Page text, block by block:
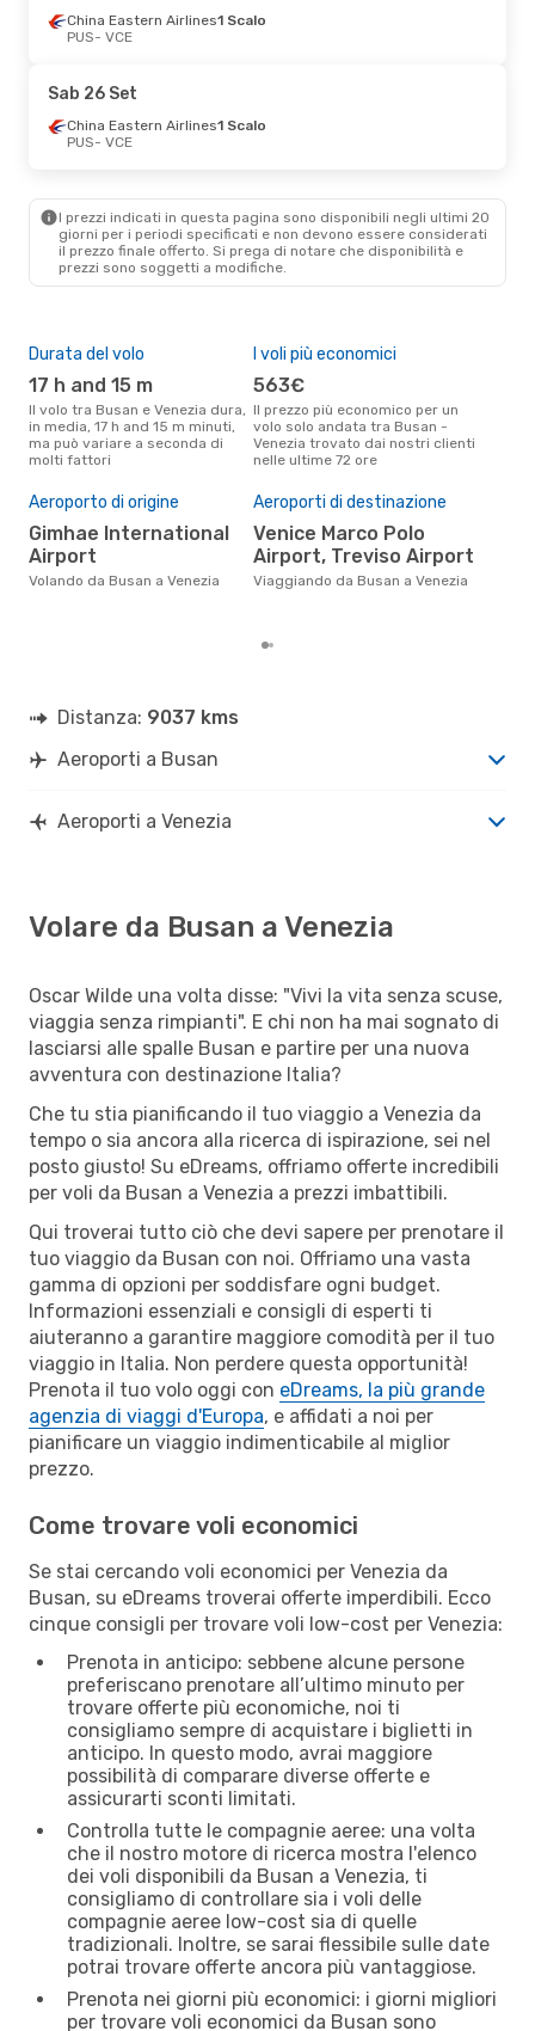
China Eastern Airlines1 Scalo
PUS- VCE
Sab 26 Set
China Eastern Airlines1 Scalo
PUS- VCE
I prezzi indicati in questa pagina sono disponibili negli ultimi 20
giorni per i periodi specificati e non devono essere considerati
il ​​prezzo finale offerto. Si prega di notare che disponibilità e
prezzi sono soggetti a modifiche.
Durata del volo
17 h and 15 m
Il volo tra Busan e Venezia dura,
in media, 17 h and 15 m minuti,
ma può variare a seconda di
molti fattori
I voli più economici
563€
Il prezzo più economico per un
volo solo andata tra Busan -
Venezia trovato dai nostri clienti
nelle ultime 72 ore
Aeroporto di origine
Gimhae International
Airport
Volando da Busan a Venezia
Aeroporti di destinazione
Venice Marco Polo
Airport, Treviso Airport
Viaggiando da Busan a Venezia
Distanza: 9037 kms
Aeroporti a Busan
Aeroporti a Venezia
Volare da Busan a Venezia
Oscar Wilde una volta disse: "Vivi la vita senza scuse,
viaggia senza rimpianti". E chi non ha mai sognato di
lasciarsi alle spalle Busan e partire per una nuova
avventura con destinazione Italia?
Che tu stia pianificando il tuo viaggio a Venezia da
tempo o sia ancora alla ricerca di ispirazione, sei nel
posto giusto! Su eDreams, offriamo offerte incredibili
per voli da Busan a Venezia a prezzi imbattibili.
Qui troverai tutto ciò che devi sapere per prenotare il
tuo viaggio da Busan con noi. Offriamo una vasta
gamma di opzioni per soddisfare ogni budget.
Informazioni essenziali e consigli di esperti ti
aiuteranno a garantire maggiore comodità per il tuo
viaggio in Italia. Non perdere questa opportunità!
Prenota il tuo volo oggi con eDreams, la più grande
agenzia di viaggi d'Europa, e affidati a noi per
pianificare un viaggio indimenticabile al miglior
prezzo.
Come trovare voli economici
Se stai cercando voli economici per Venezia da
Busan, su eDreams troverai offerte imperdibili. Ecco
cinque consigli per trovare voli low-cost per Venezia:
Prenota in anticipo: sebbene alcune persone
preferiscano prenotare all’ultimo minuto per
trovare offerte più economiche, noi ti
consigliamo sempre di acquistare i biglietti in
anticipo. In questo modo, avrai maggiore
possibilità di comparare diverse offerte e
assicurarti sconti limitati.
Controlla tutte le compagnie aeree: una volta
che il nostro motore di ricerca mostra l'elenco
dei voli disponibili da Busan a Venezia, ti
consigliamo di controllare sia i voli delle
compagnie aeree low-cost sia di quelle
tradizionali. Inoltre, se sarai flessibile sulle date
potrai trovare offerte ancora più vantaggiose.
Prenota nei giorni più economici: i giorni migliori
per trovare voli economici da Busan sono